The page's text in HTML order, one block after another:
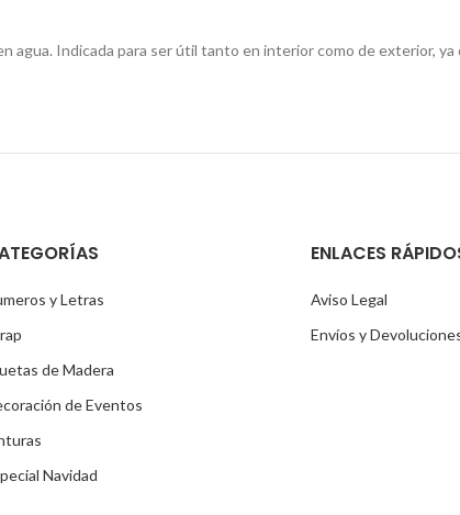
agua. Indicada para ser útil tanto en interior como de exterior,
y Letras
de Madera
de Eventos
Navidad
ENLACES
Aviso Legal
Envíos y